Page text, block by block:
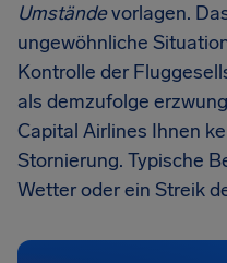
Umständevorlagen.
ungewöhnliche
Kontrolle der
als demzufolge
Capital Airlines Ihnen
Stornierung. Typische
Wetter oder ein Streik